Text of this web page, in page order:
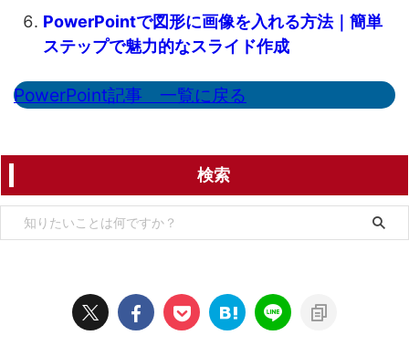
PowerPointで図形に画像を入れる方法｜簡単
ステップで魅力的なスライド作成
PowerPoint記事 一覧に戻る
検索